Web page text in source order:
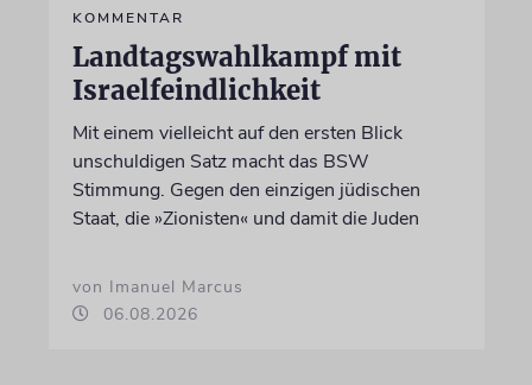
KOMMENTAR
Landtagswahlkampf mit
Israelfeindlichkeit
Mit einem vielleicht auf den ersten Blick
unschuldigen Satz macht das BSW
Stimmung. Gegen den einzigen jüdischen
Staat, die »Zionisten« und damit die Juden
von Imanuel Marcus
06.08.2026